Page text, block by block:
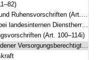
(Art. 83–93)
Dienstherrenwechseln (Art. 94–99a)
(Art. 100–114i)
(Art. 100–102)